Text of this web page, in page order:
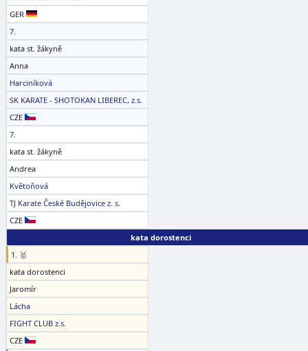
GER
7.
kata st. žákyně
Anna
Harciníková
SK KARATE - SHOTOKAN LIBEREC, z.s.
CZE
7.
kata st. žákyně
Andrea
Květoňová
TJ Karate České Budějovice z. s.
CZE
kata dorostenci
1. 🥇
kata dorostenci
Jaromír
Lácha
FIGHT CLUB z.s.
CZE